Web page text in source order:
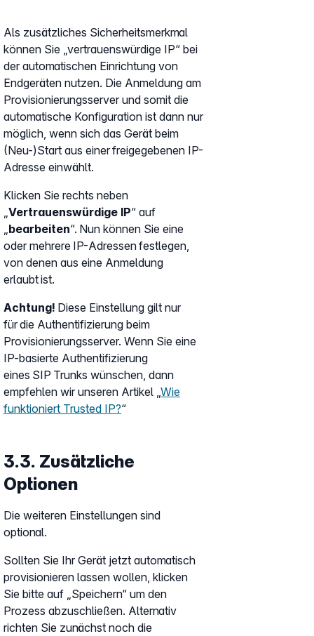
Als zusätzliches Sicherheitsmerkmal
können Sie „vertrauenswürdige IP“ bei
der automatischen Einrichtung von
Endgeräten nutzen. Die Anmeldung am
Provisionierungsserver und somit die
automatische Konfiguration ist dann nur
möglich, wenn sich das Gerät beim
(Neu-)Start aus einer freigegebenen IP-
Adresse einwählt.
Klicken Sie rechts neben
Vertrauenswürdige IP“ auf
bearbeiten“. Nun können Sie eine
oder mehrere IP-Adressen festlegen,
von denen aus eine Anmeldung
erlaubt ist.
Achtung! Diese Einstellung gilt nur
für die Authentifizierung beim
Provisionierungsserver. Wenn Sie eine
IP-basierte Authentifizierung
eines SIP Trunks wünschen, dann
empfehlen wir unseren Artikel „ Wie
funktioniert Trusted IP?“
3.3. Zusätzliche
Optionen
Die weiteren Einstellungen sind
optional.
Sollten Sie Ihr Gerät jetzt automatisch
provisionieren lassen wollen, klicken
Sie bitte auf „Speichern“ um den
Prozess abzuschließen. Alternativ
richten Sie zunächst noch die